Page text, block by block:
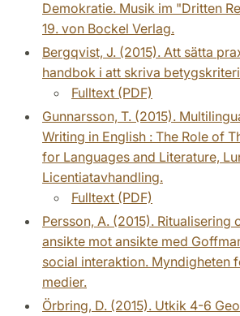
Demokratie. Musik im "Dritten
19. von Bockel Verlag.
Bergqvist, J. (2015). Att sätta
handbok i att skriva
Fulltext (PDF)
Gunnarsson, T. (2015).
Writing in English : The Role of
for Languages and Literature,
Licentiatavhandling.
Fulltext (PDF)
Persson, A. (2015). Ritualisering
ansikte mot ansikte med
social interaktion. Myndigheten
medier.
Örbring, D. (2015). Utkik 4-6